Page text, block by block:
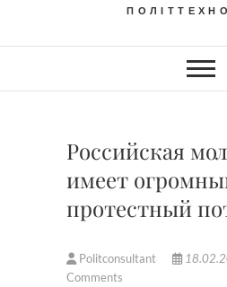
Российская
имеет
протестный
Politconsultant
Comments